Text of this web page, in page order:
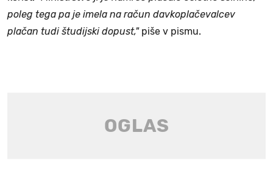
poleg tega pa je imela na račun davkoplačevalcev
plačan tudi študijski dopust,"piše v pismu.